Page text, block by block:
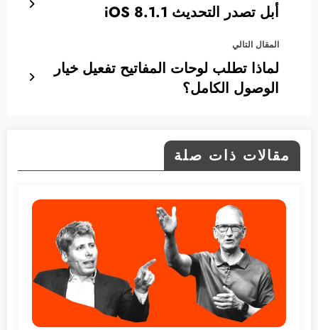
أبل تصدر التحديث iOS 8.1.1
المقال التالي
لماذا تطلب لوحات المفاتيح تفعيل خيار
الوصول الكامل؟
مقالات ذات صلة